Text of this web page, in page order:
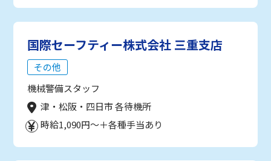
国際セーフティー株式会社 三重支店
その他
機械警備スタッフ
津・松阪・四日市 各待機所
時給1,090円～＋各種手当あり